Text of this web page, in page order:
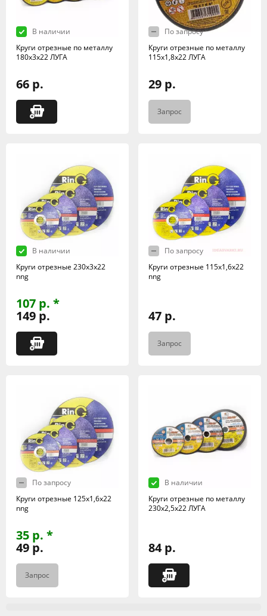
В наличии
Круги отрезные по металлу
180х3х22 ЛУГА
66 р.
По запросу
Круги отрезные по металлу
115х1,8х22 ЛУГА
29 р.
Запрос
В наличии
Круги отрезные 230х3х22
nng
107 р. *
149 р.
По запросу
Круги отрезные 115х1,6х22
nng
47 р.
Запрос
По запросу
Круги отрезные 125х1,6х22
nng
35 р. *
49 р.
Запрос
В наличии
Круги отрезные по металлу
230х2,5х22 ЛУГА
84 р.